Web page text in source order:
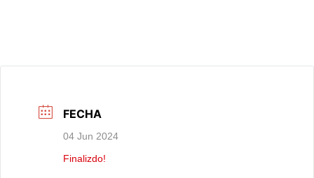
FECHA
04 Jun 2024
Finalizdo!